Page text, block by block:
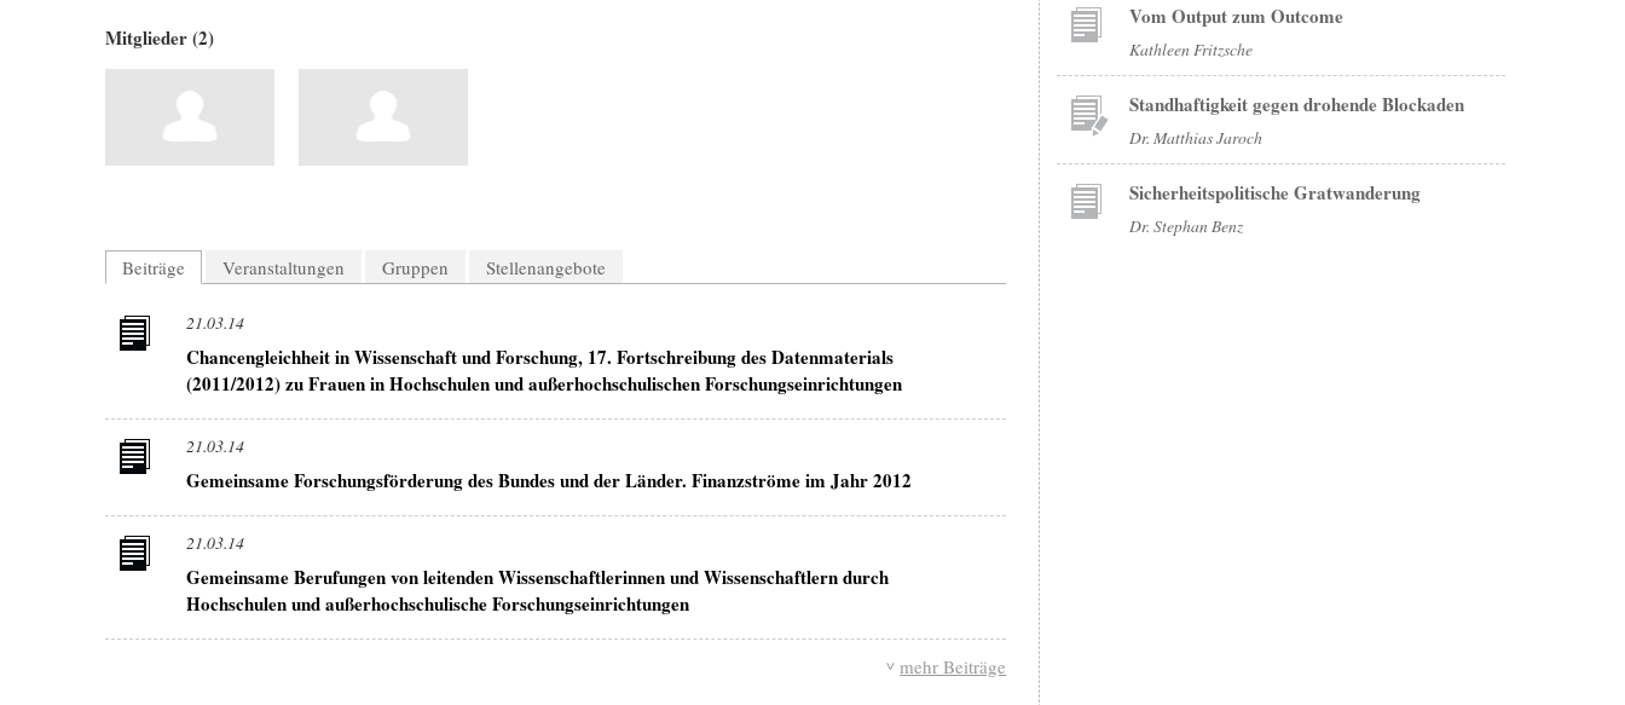
Mitglieder (2)
Beiträge Veranstaltungen Gruppen Stellenangebote
21.03.14
Chancengleichheit in Wissenschaft und Forschung, 17. Fortschreibung des Datenmaterials
(2011/2012) zu Frauen in Hochschulen und außerhochschulischen Forschungseinrichtungen
21.03.14
Gemeinsame Forschungsförderung des Bundes und der Länder. Finanzströme im Jahr 2012
21.03.14
Gemeinsame Berufungen von leitenden Wissenschaftlerinnen und Wissenschaftlern durch
Hochschulen und außerhochschulische Forschungseinrichtungen
mehr Beiträge
Vom Output zum Outcome
Kathleen Fritzsche
Standhaftigkeit gegen drohende Blockaden
Dr. Matthias Jaroch
Sicherheitspolitische Gratwanderung
Dr. Stephan Benz